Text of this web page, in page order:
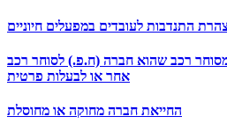
התנדבות לעובדים במפעלים חיוניים
רכב שהוא חברה (ח.פ.) לסוחר רכב
אחר או לבעלות פרטית
החייאת חברה מחוקה או מחוסלת